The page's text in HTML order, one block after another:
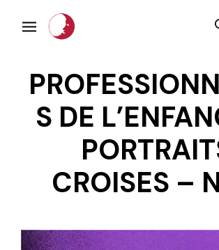
S DE
CROISES –